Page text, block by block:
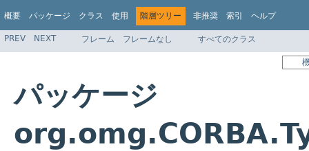
概要 パッケージ クラス 使用 階層ツリー 非推奨 索引 ヘルプ
PREV NEXT フレーム フレームなし すべてのクラス
パッケージ